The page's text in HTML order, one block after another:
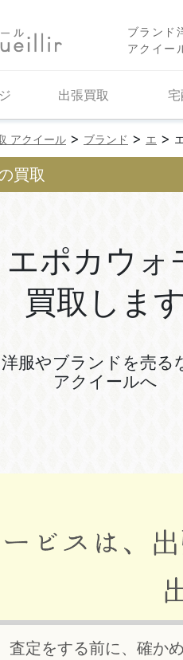
ブランド
アクイー
出張買取
アクイール > ブランド > エ >
買取
エポカウォ
買取します
洋服やブランドを売る
アクイールへ
査定をする前に、確か